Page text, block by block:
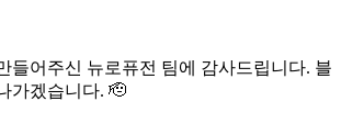
들어주신 뉴로퓨전 팀에 감사드립니다. 블
가겠습니다. 🫡